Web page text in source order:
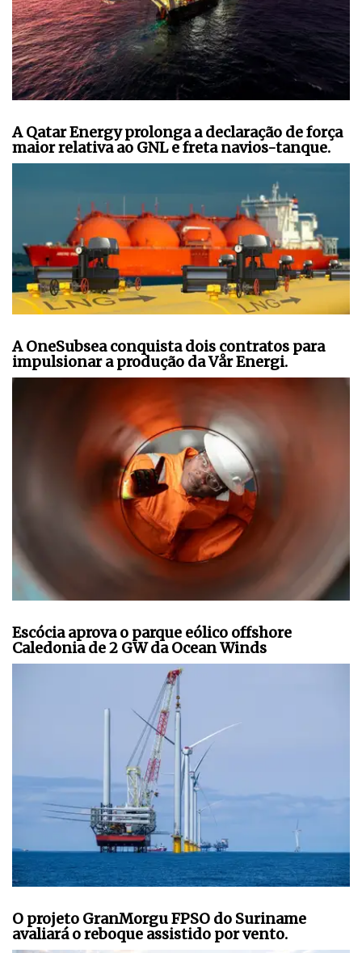
A Qatar Energy prolonga a declaração de força
maior relativa ao GNL e freta navios-tanque.
A OneSubsea conquista dois contratos para
impulsionar a produção da Vår Energi.
Escócia aprova o parque eólico offshore
Caledonia de 2 GW da Ocean Winds
O projeto GranMorgu FPSO do Suriname
avaliará o reboque assistido por vento.